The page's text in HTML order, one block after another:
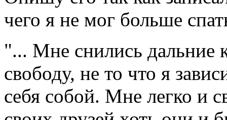
чего я не мог больше
"... Мне снились дальние
свободу, не то что я
себя собой. Мне легко и